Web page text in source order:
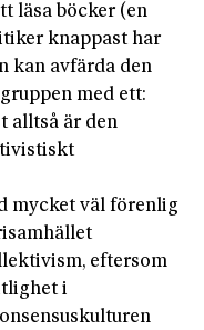
läsa böcker (en
knappast har
kan avfärda den
med ett:
alltså är den
mycket väl förenlig
eftersom
i